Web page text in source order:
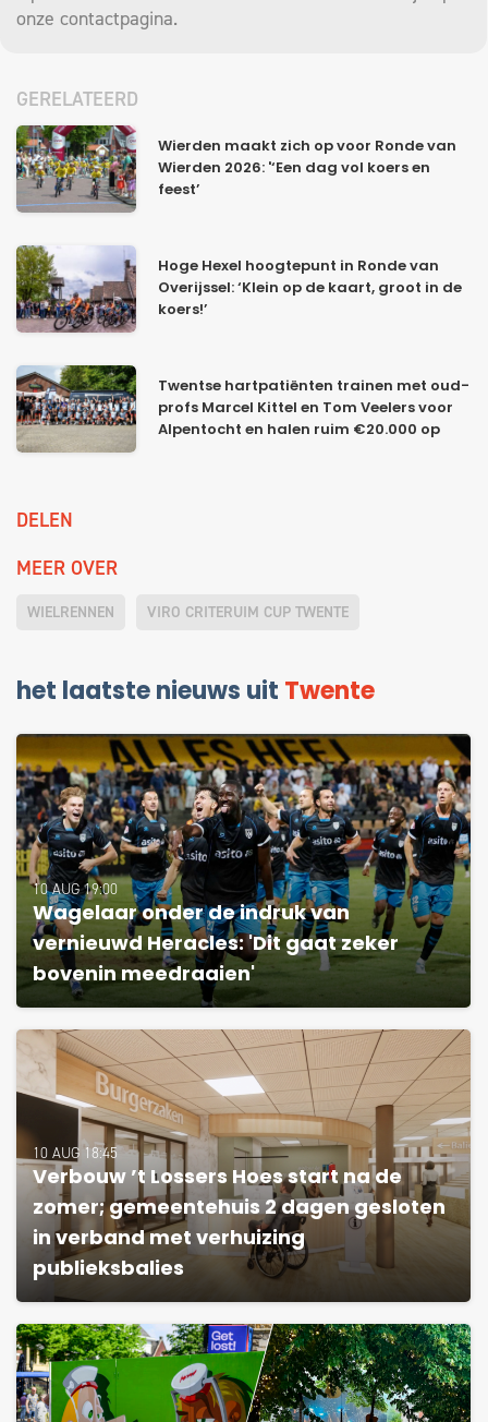
onze contactpagina.
GERELATEERD
Wierden maakt zich op voor Ronde van
Wierden 2026: '‘Een dag vol koers en
feest’
Hoge Hexel hoogtepunt in Ronde van
Overijssel: ‘Klein op de kaart, groot in de
koers!’
Twentse hartpatiënten trainen met oud-
profs Marcel Kittel en Tom Veelers voor
Alpentocht en halen ruim €20.000 op
DELEN
MEER OVER
WIELRENNEN VIRO CRITERUIM CUP TWENTE
het laatste nieuws uit Twente
10 AUG 19:00
Wagelaar onder de indruk van
vernieuwd Heracles: 'Dit gaat zeker
bovenin meedraaien'
10 AUG 18:45
Verbouw ’t Lossers Hoes start na de
zomer; gemeentehuis 2 dagen gesloten
in verband met verhuizing
publieksbalies